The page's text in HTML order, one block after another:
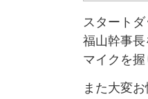
スタートダ
福山幹事
マイクを握
また大変